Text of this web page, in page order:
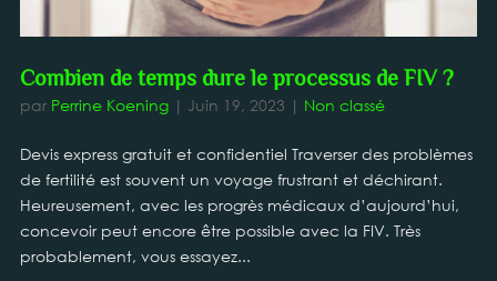
Combien de temps dure le processus de FIV ?
par Perrine Koening| Juin 19, 2023 | Non classé
Devis express gratuit et confidentiel Traverser des problèmes
de fertilité est souvent un voyage frustrant et déchirant.
Heureusement, avec les progrès médicaux d’aujourd’hui,
concevoir peut encore être possible avec la FIV. Très
probablement, vous essayez...